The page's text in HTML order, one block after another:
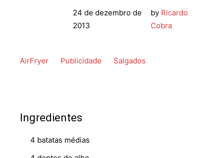
24 de dezembro de
2013
by Ricardo
Cobra
AirFryer Publicidade Salgados
Ingredientes
4 batatas médias